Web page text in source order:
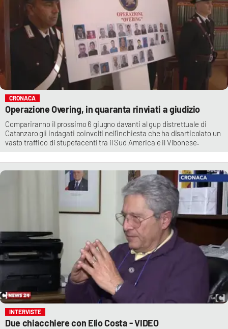
CRONACA
Operazione Overing, in quaranta rinviati a giudizio
Compariranno il prossimo 6 giugno davanti al gup distrettuale di
Catanzaro gli indagati coinvolti nell’inchiesta che ha disarticolato un
vasto traffico di stupefacenti tra il Sud America e il Vibonese.
INTERVISTE
Due chiacchiere con Elio Costa - VIDEO